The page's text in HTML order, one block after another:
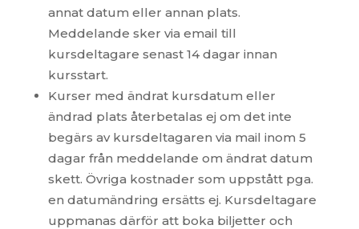
annat datum eller annan plats.
Meddelande sker via email till
kursdeltagare senast 14 dagar innan
kursstart.
Kurser med ändrat kursdatum eller
ändrad plats återbetalas ej om det inte
begärs av kursdeltagaren via mail inom 5
dagar från meddelande om ändrat datum
skett. Övriga kostnader som uppstått pga.
en datumändring ersätts ej. Kursdeltagare
uppmanas därför att boka biljetter och